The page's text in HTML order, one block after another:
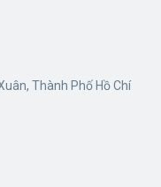
Thành Phố Hồ Chí